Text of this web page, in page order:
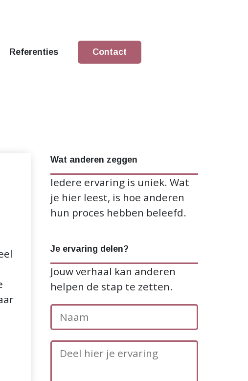
Referenties Contact
Wat anderen zeggen
Iedere ervaring is uniek. Wat
je hier leest, is hoe anderen
hun proces hebben beleefd.
Je ervaring delen?
Jouw verhaal kan anderen
helpen de stap te zetten.